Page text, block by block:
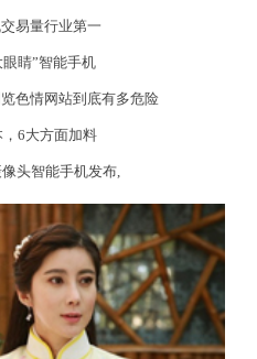
易量行业第一
睛”智能手机
色情网站到底有多危险
，6大方面加料
头智能手机发布,